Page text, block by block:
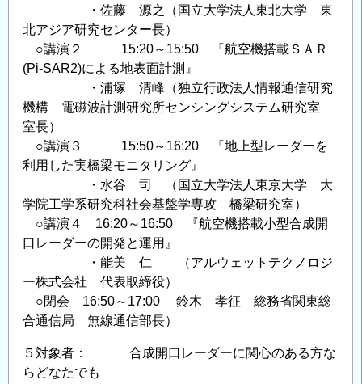
・佐藤 源之（国立大学法人東北大学 東
北アジア研究センター長）
○講演２ 15:20～15:50 『航空機搭載ＳＡＲ
(Pi-SAR2)による地表面計測』
・浦塚 清峰（独立行政法人情報通信研究
機構 電磁波計測研究所センシングシステム研究室
室長）
○講演３ 15:50～16:20 『地上型レーダーを
利用した実橋梁モニタリング』
・水谷 司 （国立大学法人東京大学 大
学院工学系研究科社会基盤学専攻 橋梁研究室）
○講演４ 16:20～16:50 『航空機搭載小型合成開
口レーダーの開発と運用』
・能美 仁 （アルウェットテクノロジ
ー株式会社 代表取締役）
○閉会 16:50～17:00 鈴木 孝征 総務省関東総
合通信局 無線通信部長）
５対象者： 合成開口レーダーに関心のある方な
らどなたでも